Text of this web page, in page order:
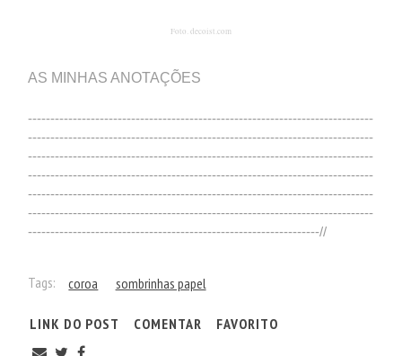
Foto. decoist.com
AS MINHAS ANOTAÇÕES
-----------------------------------------------------------------------------
-----------------------------------------------------------------------------
-----------------------------------------------------------------------------
-----------------------------------------------------------------------------
-----------------------------------------------------------------------------
-----------------------------------------------------------------------------
-----------------------------------------------------------------//
Tags: coroa sombrinhas papel
LINK DO POST COMENTAR FAVORITO